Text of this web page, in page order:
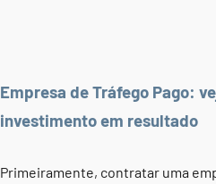
Empresa de Tráfego Pago:
investimento em resultado
Primeiramente, contratar uma